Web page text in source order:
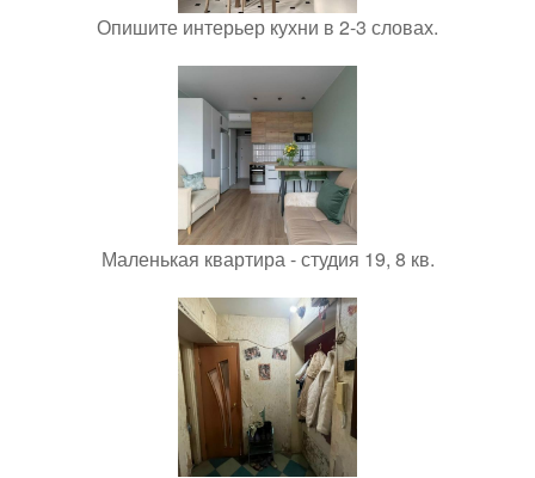
Опишите интерьер кухни в 2-3 словах.
Маленькая квартира - студия 19, 8 кв.